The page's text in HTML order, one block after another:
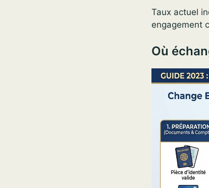
Taux actuel
engagement
Où